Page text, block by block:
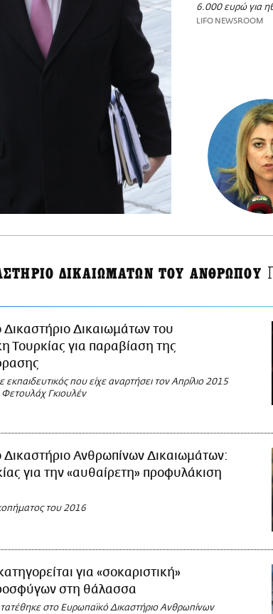
6.000 ευρώ για
LIFO NEWSROOM
ΔΙΚΑΙΩΜΑΤΩΝ ΤΟΥ ΑΝΘΡΩΠΟΥ
Δικαιωμάτων του
Τουρκίας για παραβίαση της
που είχε αναρτήσει τον Απρίλιο 2015
Φετουλάχ Γκιουλέν
Ανθρωπίνων Δικαιωμάτων:
για την «αυθαίρετη» προφυλάκιση
του 2016
για «σοκαριστική»
στη θάλασσα
στο Ευρωπαϊκό Δικαστήριο Ανθρωπίνων